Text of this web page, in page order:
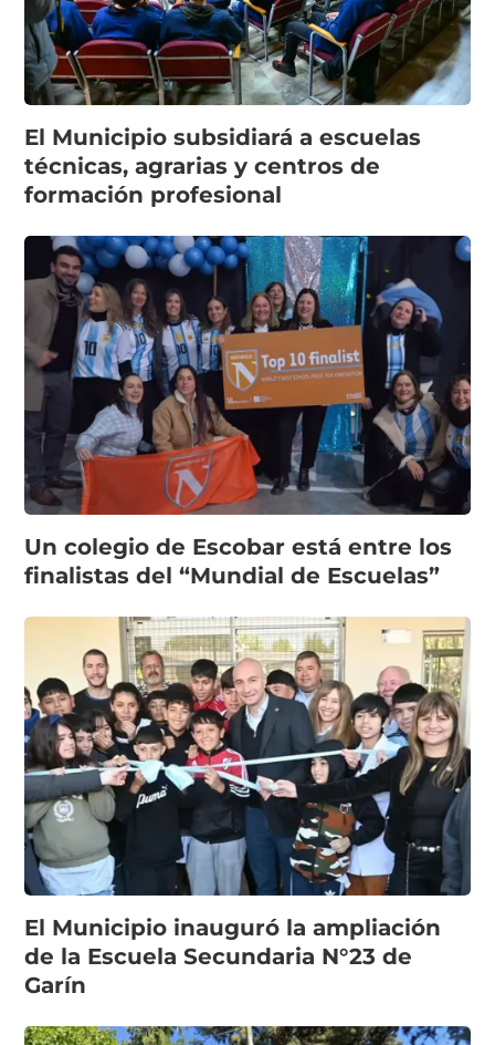
El Municipio subsidiará a escuelas
técnicas, agrarias y centros de
formación profesional
Un colegio de Escobar está entre los
finalistas del “Mundial de Escuelas”
El Municipio inauguró la ampliación
de la Escuela Secundaria N°23 de
Garín